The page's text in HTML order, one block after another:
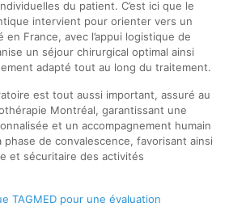
du patient. C’est ici que le
intervient pour orienter vers un
en France, avec l’appui logistique de
un séjour chirurgical optimal ainsi
adapté tout au long du traitement.
est tout aussi important, assuré au
Montréal, garantissant une
et un accompagnement humain
phase de convalescence, favorisant ainsi
et sécuritaire des activités
TAGMED pour une évaluation